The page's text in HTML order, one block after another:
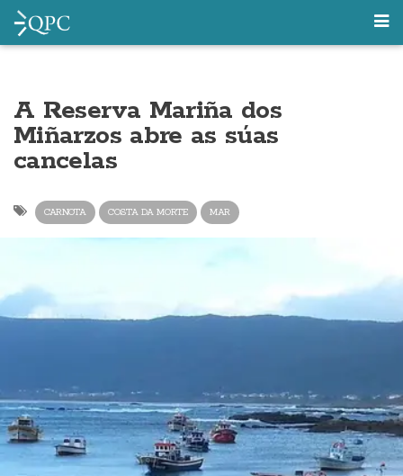
A Reserva Mariña dos
Miñarzos abre as súas
cancelas
CARNOTA COSTA DA MORTE MAR